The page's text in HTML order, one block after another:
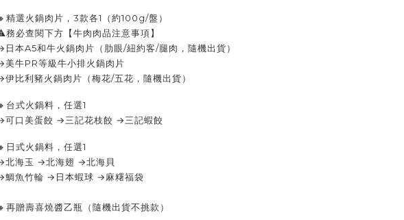
精選火鍋肉片，3款各1（約100g/盤）
務必查閱下方【牛肉肉品注意事項】
日本A5和牛火鍋肉片（肋眼/紐約客/腿肉，隨機出貨）
美牛PR等級牛小排火鍋肉片
伊比利豬火鍋肉片（梅花/五花，隨機出貨）
台式火鍋料，任選1
可口美蛋餃 →三記花枝餃 →三記蝦餃
日式火鍋料， 任選1
北海玉 →北海翅 →北海貝
鯛魚竹輪 →日本蝦球 →麻糬福袋
再贈壽喜燒醬乙瓶（隨機出貨不挑款）